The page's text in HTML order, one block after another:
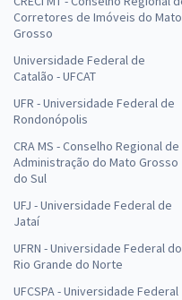
Corretores de Imóveis do Mato
Grosso
Universidade Federal de
Catalão - UFCAT
UFR - Universidade Federal de
Rondonópolis
CRA MS - Conselho Regional de
Administração do Mato Grosso
do Sul
UFJ - Universidade Federal de
Jataí
UFRN - Universidade Federal do
Rio Grande do Norte
UFCSPA - Universidade Federal